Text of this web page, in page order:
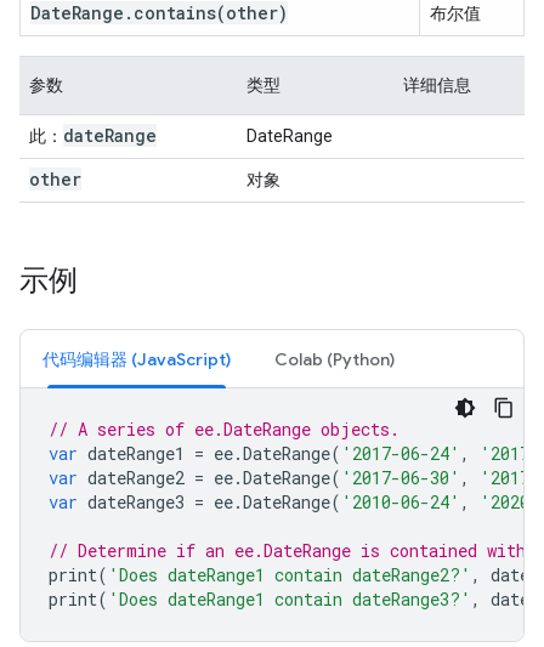
DateRange . contains(other) 布尔值
参数 类型 详细信息
此： dateRange DateRange
other 对象
示例
代码编辑器 (JavaScript) Colab (Python)
// A series of ee.DateRange objects.
var dateRange1 = ee.DateRange( '2017-06-24' ,
var dateRange2 = ee.DateRange( '2017-06-30' ,
var dateRange3 = ee.DateRange( '2010-06-24' ,
// Determine if an ee.DateRange is contained
print( 'Does dateRange1 contain dateRange2?' ,
print( 'Does dateRange1 contain dateRange3?' ,